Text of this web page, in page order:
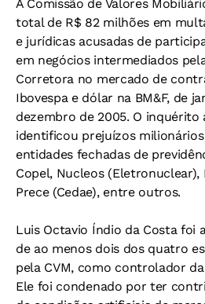
A Comissão de Valores
total de R$ 82 milhões em
e jurídicas acusadas de
em negócios intermediados
Corretora no mercado de
Ibovespa e dólar na BM&F, de
dezembro de 2005. O inquérito
identificou prejuízos
entidades fechadas de
Copel, Nucleos (Eletronuclear),
Prece (Cedae), entre outros.
Luis Octavio Índio da Costa foi
de ao menos dois dos quatro
pela CVM, como controlador
Ele foi condenado por ter